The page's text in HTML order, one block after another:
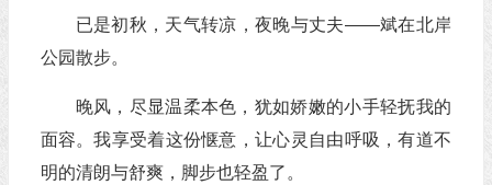
已是初秋，天气转凉，夜晚与丈夫——斌在北岸
公园散步。
晚风，尽显温柔本色，犹如娇嫩的小手轻抚我的
面容。我享受着这份惬意，让心灵自由呼吸，有道不
明的清朗与舒爽，脚步也轻盈了。